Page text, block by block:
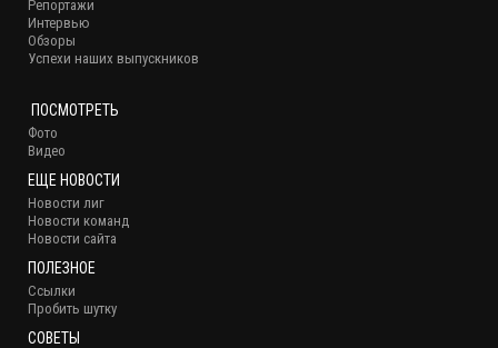
Репортажи
Интервью
Обзоры
Успехи наших выпускников
ПОСМОТРЕТЬ
Фото
Видео
ЕЩЕ НОВОСТИ
Новости лиг
Новости команд
Новости сайта
ПОЛЕЗНОЕ
Ссылки
Пробить шутку
СОВЕТЫ